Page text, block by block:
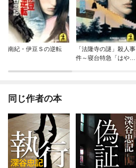
南紀・伊豆Ｓの逆転
「法隆寺の謎」殺人事
件～寝台特急「はやぶ
同じ作者の本